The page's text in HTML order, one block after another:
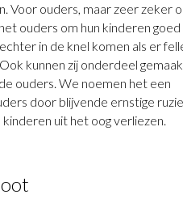
Voor ouders, maar zeer zeker
ouders om hun kinderen
in de knel komen als er
kunnen zij onderdeel
ouders. We noemen het een
door blijvende ernstige
kinderen uit het oog verliezen.